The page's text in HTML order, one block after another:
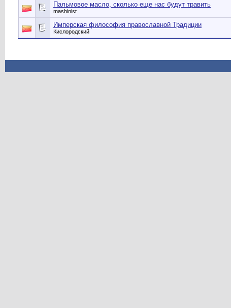
Пальмовое масло, сколько еще нас будут травить
mashinist
Имперская философия православной Традиции
Кислородский